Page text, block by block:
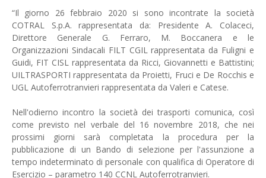
“Il giorno 26 febbraio 2020 si sono incontrate la società
COTRAL S.p.A. rappresentata da: Presidente A. Colaceci,
Direttore Generale G. Ferraro, M. Boccanera e le
Organizzazioni Sindacali FILT CGIL rappresentata da Fuligni e
Guidi, FIT CISL rappresentata da Ricci, Giovannetti e Battistini;
UILTRASPORTI rappresentata da Proietti, Fruci e De Rocchis e
UGL Autoferrotranvieri rappresentata da Valeri e Catese.
Nell'odierno incontro la società dei trasporti comunica, così
come previsto nel verbale del 16 novembre 2018, che nei
prossimi giorni sarà completata la procedura per la
pubblicazione di un Bando di selezione per l'assunzione a
tempo indeterminato di personale con qualifica di Operatore di
Esercizio – parametro 140 CCNL Autoferrotranvieri.